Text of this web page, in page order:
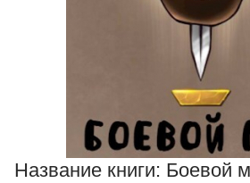
Название книги: Боевой